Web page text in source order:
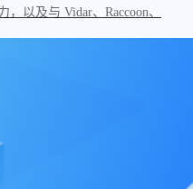
以及与 Vidar、Raccoon、